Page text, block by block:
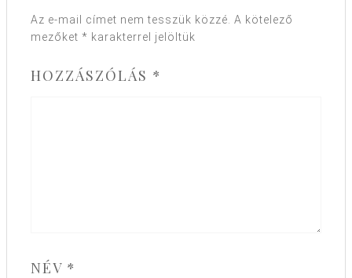
Az e-mail címet nem tesszük közzé. A kötelező
mezőket * karakterrel jelöltük
HOZZÁSZÓLÁS *
NÉV *